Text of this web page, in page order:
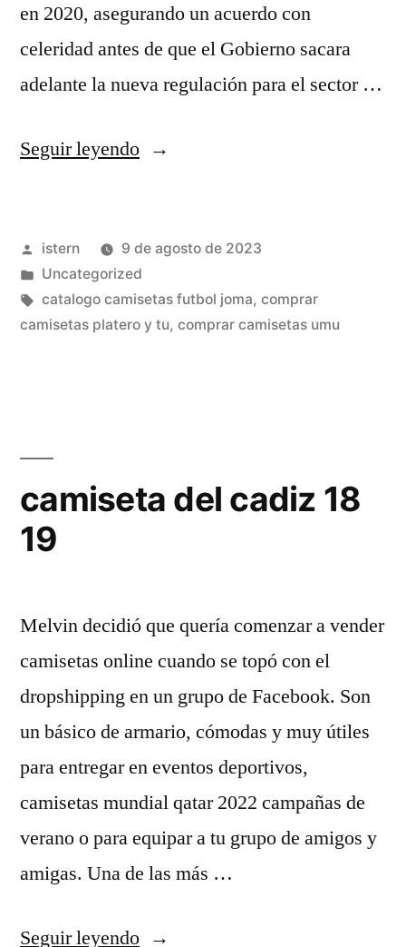
en 2020, asegurando un acuerdo con
celeridad antes de que el Gobierno sacara
adelante la nueva regulación para el sector …
Seguir leyendo«camisetas
2020»
Publicado
por
istern
9 de agosto de 2023
Publicado
en
Uncategorized
Etiquetas:
catalogo camisetas futbol joma, comprar
camisetas platero y tu, comprar camisetas umu
camiseta del cadiz 18
19
Melvin decidió que quería comenzar a vender
camisetas online cuando se topó con el
dropshipping en un grupo de Facebook. Son
un básico de armario, cómodas y muy útiles
para entregar en eventos deportivos,
camisetas mundial qatar 2022 campañas de
verano o para equipar a tu grupo de amigos y
amigas. Una de las más …
Seguir leyendo«camiseta